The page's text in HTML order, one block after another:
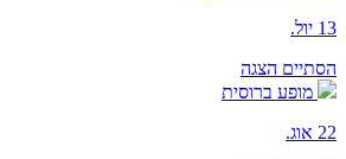
13 יול.
הסתיים הצגה
מופע ברוסית
22 אוג.